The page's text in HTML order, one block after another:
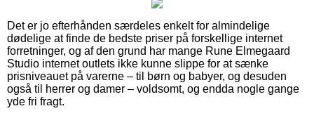
Det er jo efterhånden særdeles enkelt for almindelige
dødelige at finde de bedste priser på forskellige internet
forretninger, og af den grund har mange Rune Elmegaard
Studio internet outlets ikke kunne slippe for at sænke
prisniveauet på varerne – til børn og babyer, og desuden
også til herrer og damer – voldsomt, og endda nogle gange
yde fri fragt.